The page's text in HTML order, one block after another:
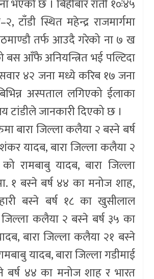
भएको छ । बिहीबार राती १०ः४५
टाँडी स्थित महेन्द्र राजमार्गमा
तर्फ आउदै गरेको ना ७ ख
बस आँफै अनियन्त्रित भई पल्टिदा
४२ जना मध्ये करिब १७ जना
अस्पताल लगिएको ईलाका
टांडीले जानकारी दिएको छ ।
बारा जिल्ला कलैया २ बस्ने बर्ष
यादब, बारा जिल्ला कलैया २
रामबाबु यादब, बारा जिल्ला
१ बस्ने बर्ष ४४ का मनोज शाह,
बस्ने बर्ष १८ का खुसीलाल
जिल्ला कलैया २ बस्ने बर्ष ३५ का
बारा जिल्ला कलैया २१ बस्ने
यादब, बारा जिल्ला गडीमाई
बर्ष ४४ का मनोज शाह र भारत